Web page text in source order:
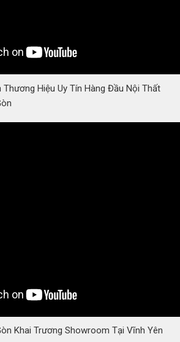
Thương Hiệu Uy Tín Hàng Đầu Nội Thất
Khai Trương Showroom Tại Vĩnh Yên